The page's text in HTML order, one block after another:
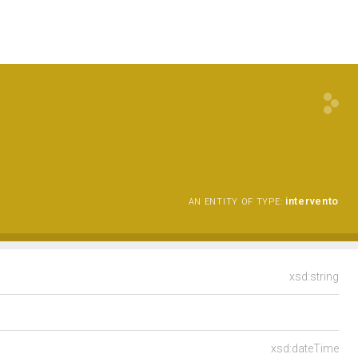
AN ENTITY OF TYPE: intervento
xsd:string
xsd:dateTime